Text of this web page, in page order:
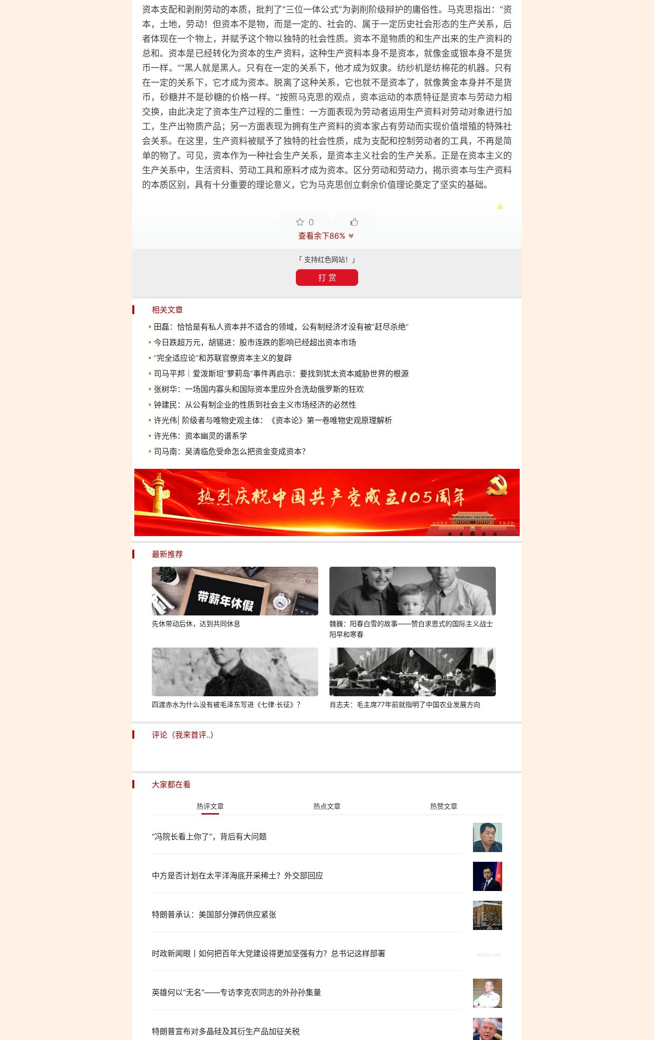
资本支配和剥削劳动的本质，批判了“三位一体公式”为剥削阶级辩护的庸俗性。马克思指出：“资
本，土地，劳动！但资本不是物，而是一定的、社会的、属于一定历史社会形态的生产关系，后
者体现在一个物上，并赋予这个物以独特的社会性质。资本不是物质的和生产出来的生产资料的
总和。资本是已经转化为资本的生产资料，这种生产资料本身不是资本，就像金或银本身不是货
币一样。”“黑人就是黑人。只有在一定的关系下，他才成为奴隶。纺纱机是纺棉花的机器。只有
在一定的关系下，它才成为资本。脱离了这种关系，它也就不是资本了，就像黄金本身并不是货
币，砂糖并不是砂糖的价格一样。”按照马克思的观点，资本运动的本质特征是资本与劳动力相
交换，由此决定了资本生产过程的二重性：一方面表现为劳动者运用生产资料对劳动对象进行加
工，生产出物质产品；另一方面表现为拥有生产资料的资本家占有劳动而实现价值增殖的特殊社
会关系。在这里，生产资料被赋予了独特的社会性质，成为支配和控制劳动者的工具，不再是简
单的物了。可见，资本作为一种社会生产关系，是资本主义社会的生产关系。正是在资本主义的
生产关系中，生活资料、劳动工具和原料才成为资本。区分劳动和劳动力，揭示资本与生产资料
的本质区别，具有十分重要的理论意义，它为马克思创立剩余价值理论奠定了坚实的基础。
0
查看余下86%
「 支持红色网站！」
打 赏
相关文章
田磊：恰恰是有私人资本并不适合的领域，公有制经济才没有被“赶尽杀绝”
今日跌超万元，胡锡进：股市连跌的影响已经超出资本市场
“完全适应论”和苏联官僚资本主义的复辟
司马平邦｜爱泼斯坦“萝莉岛”事件再启示：要找到犹太资本威胁世界的根源
张树华：一场国内寡头和国际资本里应外合洗劫俄罗斯的狂欢
钟建民：从公有制企业的性质到社会主义市场经济的必然性
许光伟| 阶级者与唯物史观主体：《资本论》第一卷唯物史观原理解析
许光伟：资本幽灵的谱系学
司马南：吴清临危受命怎么把资金变成资本？
最新推荐
先休带动后休，达到共同休息
魏巍：阳春白雪的故事——赞白求恩式的国际主义战士
阳早和寒春
四渡赤水为什么没有被毛泽东写进《七律·长征》？ 肖志夫：毛主席77年前就指明了中国农业发展方向
评论（我来首评..）
大家都在看
热评文章 热点文章 热赞文章
“冯院长看上你了”，背后有大问题
中方是否计划在太平洋海底开采稀土？外交部回应
特朗普承认：美国部分弹药供应紧张
时政新闻眼丨如何把百年大党建设得更加坚强有力？总书记这样部署
英雄何以“无名”——专访李克农同志的外孙孙集量
特朗普宣布对多晶硅及其衍生产品加征关税